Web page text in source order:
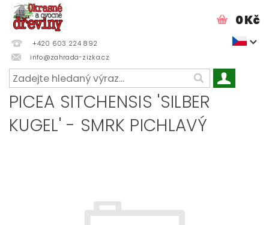
+420 603 224 892
info@zahrada-zizka.cz
0 Kč
PICEA SITCHENSIS 'SILBER
KUGEL' - SMRK PICHLAVÝ